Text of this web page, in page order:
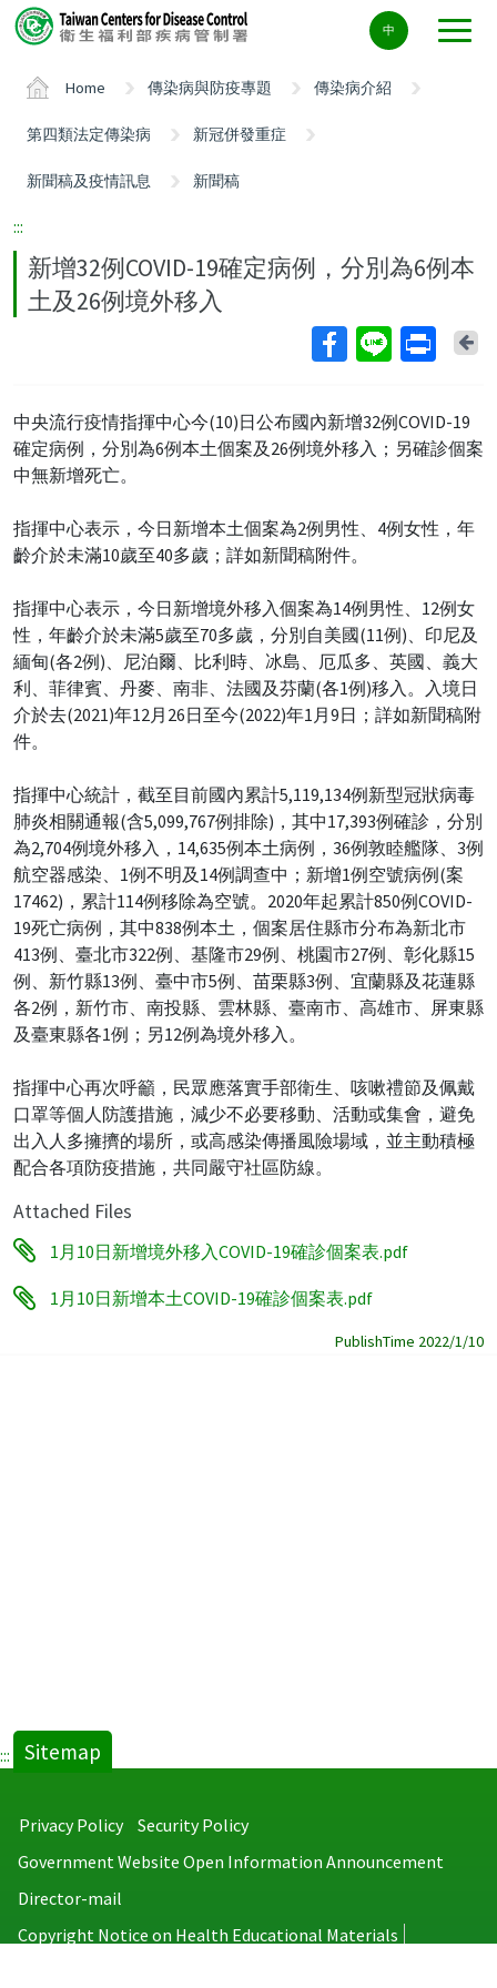
Center
block
中
Home 傳染病與防疫專題 傳染病介紹
第四類法定傳染病 新冠併發重症
新聞稿及疫情訊息 新聞稿
:::
新增32例COVID-19確定病例，分別為6例本
土及26例境外移入
中央流行疫情指揮中心今(10)日公布國內新增32例COVID-19
確定病例，分別為6例本土個案及26例境外移入；另確診個案
中無新增死亡。
指揮中心表示，今日新增本土個案為2例男性、4例女性，年
齡介於未滿10歲至40多歲；詳如新聞稿附件。
指揮中心表示，今日新增境外移入個案為14例男性、12例女
性，年齡介於未滿5歲至70多歲，分別自美國(11例)、印尼及
緬甸(各2例)、尼泊爾、比利時、冰島、厄瓜多、英國、義大
利、菲律賓、丹麥、南非、法國及芬蘭(各1例)移入。入境日
介於去(2021)年12月26日至今(2022)年1月9日；詳如新聞稿附
件。
指揮中心統計，截至目前國內累計5,119,134例新型冠狀病毒
肺炎相關通報(含5,099,767例排除)，其中17,393例確診，分別
為2,704例境外移入，14,635例本土病例，36例敦睦艦隊、3例
航空器感染、1例不明及14例調查中；新增1例空號病例(案
17462)，累計114例移除為空號。2020年起累計850例COVID-
19死亡病例，其中838例本土，個案居住縣市分布為新北市
413例、臺北市322例、基隆市29例、桃園市27例、彰化縣15
例、新竹縣13例、臺中市5例、苗栗縣3例、宜蘭縣及花蓮縣
各2例，新竹市、南投縣、雲林縣、臺南市、高雄市、屏東縣
及臺東縣各1例；另12例為境外移入。
指揮中心再次呼籲，民眾應落實手部衛生、咳嗽禮節及佩戴
口罩等個人防護措施，減少不必要移動、活動或集會，避免
出入人多擁擠的場所，或高感染傳播風險場域，並主動積極
配合各項防疫措施，共同嚴守社區防線。
Attached Files
1月10日新增境外移入COVID-19確診個案表.pdf
1月10日新增本土COVID-19確診個案表.pdf
PublishTime 2022/1/10
::: Sitemap
Privacy Policy
Security Policy
Government Website Open Information Announcement
Director-mail
Copyright Notice on Health Educational Materials